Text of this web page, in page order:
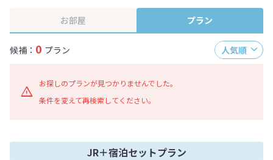
お部屋 プラン
候補： 0 プラン 人気順
お探しのプランが見つかりませんでした。
条件を変えて再検索してください。
JR＋宿泊セットプラン